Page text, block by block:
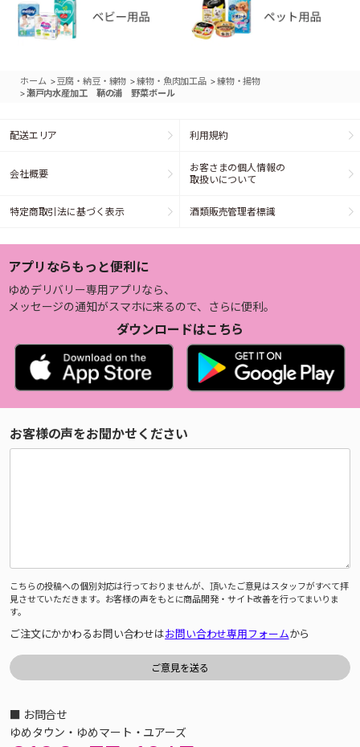
ホーム >豆腐・納豆・練物 >練物・魚肉加工品 >練物・揚物
>瀬戸内水産加工 鞆の浦 野菜ボール
配送エリア 利用規約
会社概要
お客さまの個人情報の
取扱いについて
特定商取引法に基づく表示 酒類販売管理者標識
アプリならもっと便利に
ゆめデリバリー専用アプリなら、
メッセージの通知がスマホに来るので、さらに便利。
ダウンロードはこちら
お客様の声をお聞かせください
こちらの投稿への個別対応は行っておりませんが、頂いたご意見はスタッフがすべて拝
見させていただきます。お客様の声をもとに商品開発・サイト改善を行ってまいりま
す。
ご注文にかかわるお問い合わせはお問い合わせ専用フォームから
■ お問合せ
ゆめタウン・ゆめマート・ユアーズ